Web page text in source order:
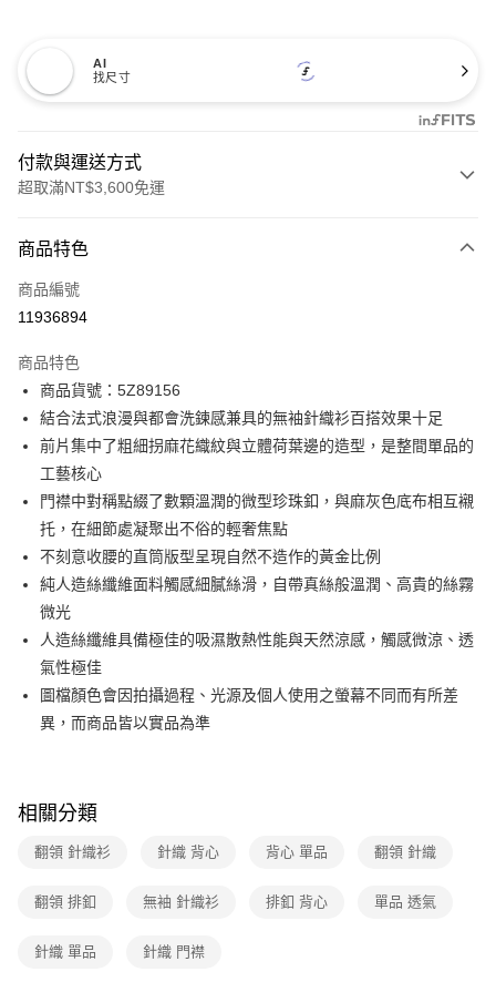
AI
找尺寸
付款與運送方式
超取滿NT$3,600免運
信用卡一次付款
信用卡分期付款
合作金庫商業銀行
華南商業銀行
上海商業儲蓄銀行
台北富邦商業銀行
國泰世華商業銀行
兆豐國際商業銀行
臺灣中小企業銀行
匯豐（台灣）商業銀行
華泰商業銀行
聯邦商業銀行
遠東國際商業銀行
元大商業銀行
永豐商業銀行
玉山商業銀行
星展（台灣）商業銀行
台新國際商業銀行
中國信託商業銀行
台灣樂天信用卡公司
LINE Pay
Apple Pay
街口支付
AFTEE先享後付
相關說明
【關於「AFTEE先享後付」】
AFTEE先享後付是「在收到商品之後才付款」的支付方式。 讓您購物簡單
便利好安心！
１．簡單：不需註冊會員、不需綁卡、不需儲值。
２．便利：只要手機號碼，簡訊認證，即可結帳。
【「AFTEE先享後付」結帳流程】
１．於結帳方式選擇「AFTEE先享後付」後，將跳轉至「AFTEE先享後付」
結帳頁面，進行簡訊認證並確認金額後，即可完成結帳。
※ 請注意：結帳手續完成當下不需立刻繳費，但若您需要取消訂單，請聯絡
後付繳納相關費用。
是否繳費成功／繳費後需取消欲退款等相關疑問，請聯繫「AFTEE先享後付
【注意事項】
付款後全家FamilyMart取貨
每筆NT$90，滿NT$3,600(含以上)免運費
付款後7-11取貨
黑貓宅配
每筆NT$200，滿NT$8,000(含以上)免運費
付款後門市自取
商品特色
商品編號
11936894
商品特色
商品貨號：5Z89156
結合法式浪漫與都會洗鍊感兼具的無袖針織衫百搭效果十足
前片集中了粗細拐麻花織紋與立體荷葉邊的造型，是整間單品的
工藝核心
門襟中對稱點綴了數顆溫潤的微型珍珠釦，與麻灰色底布相互襯
托，在細節處凝聚出不俗的輕奢焦點
不刻意收腰的直筒版型呈現自然不造作的黃金比例
純人造絲纖維面料觸感細膩絲滑，自帶真絲般溫潤、高貴的絲霧
微光
人造絲纖維具備極佳的吸濕散熱性能與天然涼感，觸感微涼、透
氣性極佳
圖檔顏色會因拍攝過程、光源及個人使用之螢幕不同而有所差
異，而商品皆以實品為準
相關分類
翻領 針織衫 針織 背心 背心 單品 翻領 針織
翻領 排釦 無袖 針織衫 排釦 背心 單品 透氣
針織 單品 針織 門襟